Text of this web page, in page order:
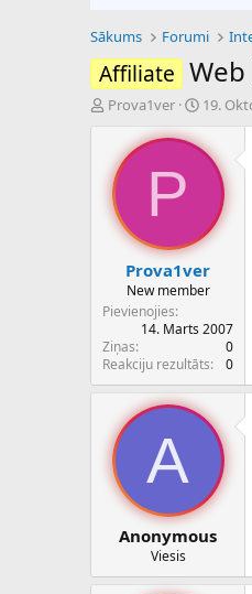
Sākums Forumi
Affiliate
P
e
d
e
z
s
ā
c
ē
Prova1ver
S
k
u
d
a
u
m
s
19.
P
Prova1ver
New member
Pievienojies
14. Marts 2007
Ziņas
0
Reakciju rezultāts
0
A
Anonymous
Viesis